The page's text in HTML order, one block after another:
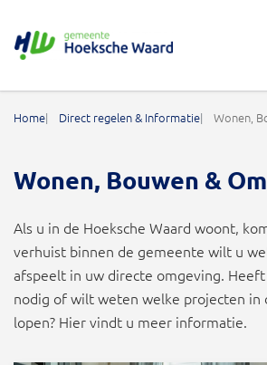
Home Direct regelen & Informatie Wonen,
Wonen, Bouwen &
Als u in de Hoeksche Waard woont,
verhuist binnen de gemeente wilt u
afspeelt in uw directe omgeving.
nodig of wilt weten welke projecten in
lopen? Hier vindt u meer informatie.